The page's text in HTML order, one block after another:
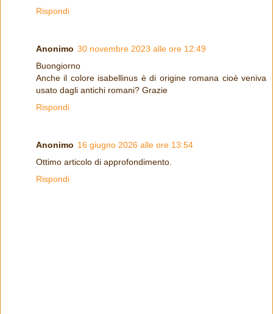
Rispondi
Anonimo 30 novembre 2023 alle ore 12:49
Buongiorno
Anche il colore isabellinus è di origine romana cioè veniva
usato dagli antichi romani? Grazie
Rispondi
Anonimo 16 giugno 2026 alle ore 13:54
Ottimo articolo di approfondimento.
Rispondi